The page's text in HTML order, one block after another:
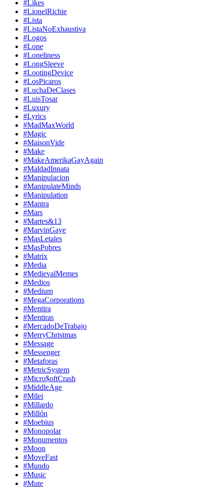
#Likes
#LionelRichie
#Lista
#ListaNoExhaustiva
#Logos
#Lone
#Loneliness
#LongSleeve
#LootingDevice
#LosPicaros
#LuchaDeClases
#LuisTosar
#Luxury
#Lyrics
#MadMaxWorld
#Magic
#MaisonVide
#Make
#MakeAmerikaGayAgain
#MaldadInnata
#Manipulacion
#ManipulateMinds
#Manipulation
#Mantra
#Mars
#Martes&13
#MarvinGaye
#MasLetales
#MasPobres
#Matrix
#Media
#MedievalMemes
#Medios
#Medium
#MegaCorporations
#Mentira
#Mentiras
#MercadoDeTrabajo
#MerryChristmas
#Message
#Messenger
#Metaforas
#MetricSystem
#Micro$oftCrash
#MiddleAge
#Milei
#Millardo
#Millón
#Moebius
#Monopolar
#Monumentos
#Moon
#MoveFast
#Mundo
#Music
#Mute